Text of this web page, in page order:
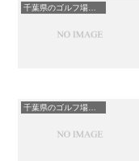
千葉県のゴルフ場一覧｜距離が長い・広いゴルフ場ランキング
千葉県のゴルフ場一覧｜距離が長い・広いゴルフ場ランキング